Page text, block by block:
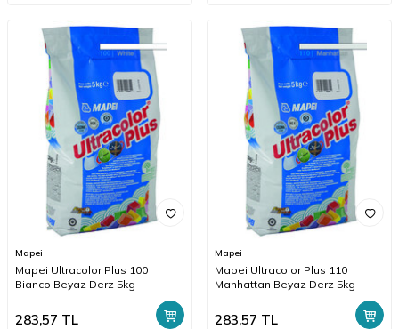
Mapei
Mapei Ultracolor Plus 100
Bianco Beyaz Derz 5kg
283,57 TL
Mapei
Mapei Ultracolor Plus 110
Manhattan Beyaz Derz 5kg
283,57 TL